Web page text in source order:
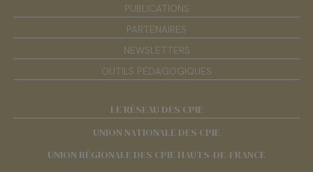
PUBLICATIONS
PARTENAIRES
NEWSLETTERS
OUTILS PÉDAGOGIQUES
LE RÉSEAU DES CPIE
UNION NATIONALE DES CPIE
UNION RÉGIONALE DES CPIE HAUTS-DE-FRANCE